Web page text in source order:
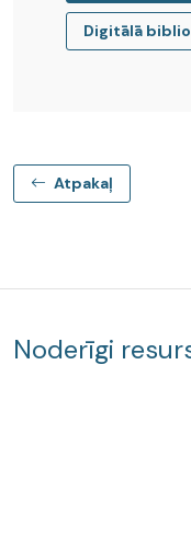
Digitālā
Atpakaļ
Noderīgi